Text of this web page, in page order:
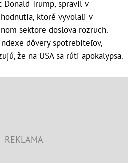
Trump, spravil v
ktoré vyvolali v
sektore doslova rozruch.
dôvery spotrebiteľov,
že na USA sa rúti apokalypsa.